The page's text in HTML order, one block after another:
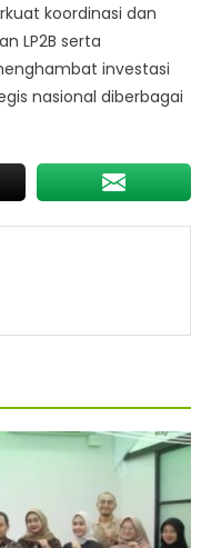
koordinasi dan
LP2B serta
investasi
nasional diberbagai